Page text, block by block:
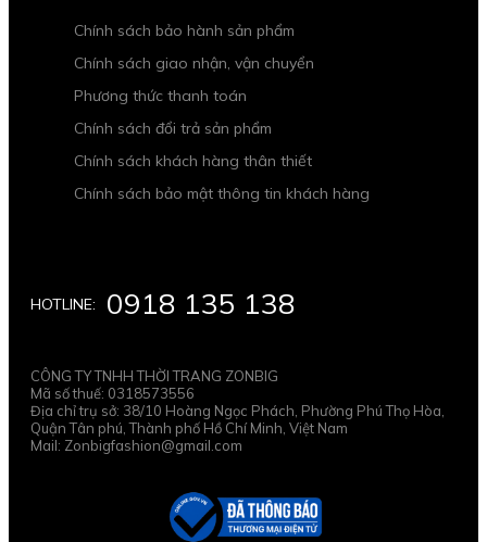
HOTLINE: 0918 135 138
CÔNG TY TNHH THỜI TRANG ZONBIG
Mã số thuế: 0318573556
Địa chỉ trụ sở: 38/10 Hoàng Ngọc Phách, Phường Phú Thọ Hòa,
Quận Tân phú, Thành phố Hồ Chí Minh, Việt Nam
Mail: Zonbigfashion@gmail.com
Chính sách bảo hành sản phẩm
Chính sách giao nhận, vận chuyển
Phương thức thanh toán
Chính sách đổi trả sản phẩm
Chính sách khách hàng thân thiết
Chính sách bảo mật thông tin khách hàng